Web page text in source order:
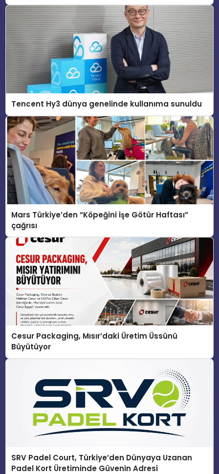
Tencent Hy3 dünya genelinde kullanıma sunuldu
Mars Türkiye’den “Köpeğini İşe Götür Haftası”
çağrısı
Cesur Packaging, Mısır’daki Üretim Üssünü
Büyütüyor
SRV Padel Court, Türkiye’den Dünyaya Uzanan
Padel Kort Üretiminde Güvenin Adresi